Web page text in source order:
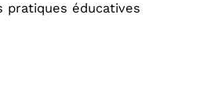
pratiques éducatives